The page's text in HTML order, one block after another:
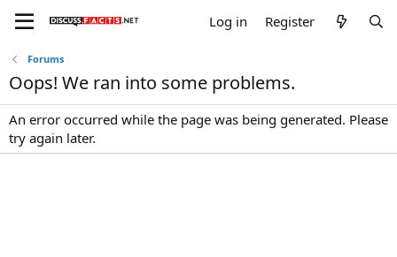
Log in Register
Forums
Oops! We ran into some problems.
An error occurred while the page was being generated. Please
try again later.